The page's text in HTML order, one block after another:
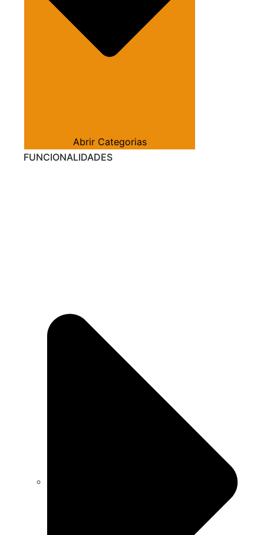
Abrir Categorias
FUNCIONALIDADES